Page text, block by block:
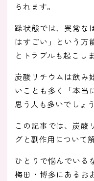
られます。
躁状態では、異常な
はすごい」という万
とトラブルも起こしま
炭酸リチウムは飲み
いことも多く「本当
思う人も多いでしょう
この記事では、炭酸
グと副作用について
ひとりで悩んでいる
梅田・博多にあるお